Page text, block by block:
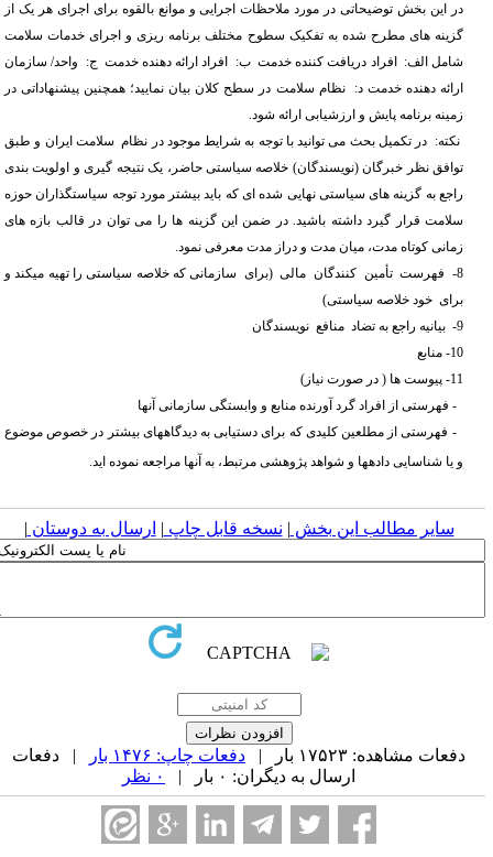
در این بخش توضیحاتی در مورد ملاحظات اجرایی و موانع بالقوه برای اجرای هر یک از
گزینه های مطرح شده به تفکیک سطوح مختلف برنامه ریزی و اجرای خدمات سلامت
شامل الف: افراد دریافت کننده خدمت ب: افراد ارائه دهنده خدمت ج: واحد/ سازمان
ارائه دهنده خدمت د: نظام سلامت در سطح کلان بیان نمایید؛ همچنین پیشنهاداتی در
زمینه برنامه پایش و ارزشیابی ارائه شود.
نکته: در تکمیل بحث می توانید با توجه به شرایط موجود در نظام سلامت ایران و طبق
توافق نظر خبرگان (نویسندگان) خلاصه سیاستی حاضر، یک نتیجه گیری و اولویت بندی
راجع به گزینه های سیاستی نهایی شده ای که باید بیشتر مورد توجه سیاستگذاران حوزه
سلامت قرار گیرد داشته باشید. در ضمن این گزینه ها را می توان در قالب بازه های
زمانی کوتاه مدت، میان مدت و دراز مدت معرفی نمود.
8- فهرست تأمین کنندگان مالی (برای سازمانی که خلاصه سیاستی را تهیه میکند و
برای خود خلاصه سیاستی)
- فهرستی از افراد گرد آورنده منابع و وابستگی سازمانی آنها
- فهرستی از مطلعین کلیدی که برای دستیابی به دیدگاههای بیشتر در خصوص موضوع
و یا شناسایی دادهها و شواهد پژوهشی مرتبط، به آنها مراجعه نموده اید.
سایر مطالب این بخش| نسخه قابل چاپ|ارسال به دوستان|
دفعات مشاهده: ۱۷۵۲۳ بار | دفعات چاپ: ۱۴۷۶ بار
| دفعات
ارسال به دیگران: ۰ بار |
۰ نظر